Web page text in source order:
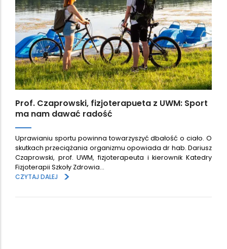
Prof. Czaprowski, fizjoterapueta z UWM: Sport
ma nam dawać radość
Uprawianiu sportu powinna towarzyszyć dbałość o ciało. O
skutkach przeciążania organizmu opowiada dr hab. Dariusz
Czaprowski, prof. UWM, fizjoterapeuta i kierownik Katedry
Fizjoterapii Szkoły Zdrowia…
CZYTAJ DALEJ
>